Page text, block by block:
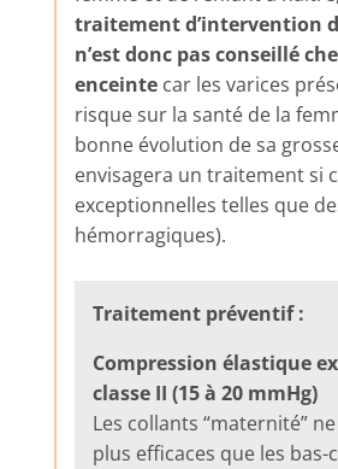
traitement d’intervention
n’est donc pas conseillé
enceintecar les varices
risque sur la santé de la
bonne évolution de sa
envisagera un traitement si
exceptionnelles telles que
hémorragiques).
Traitement préventif :
Compression élastique
classe II (15 à 20 mmHg)
Les collants “maternité”
plus efficaces que les bas-